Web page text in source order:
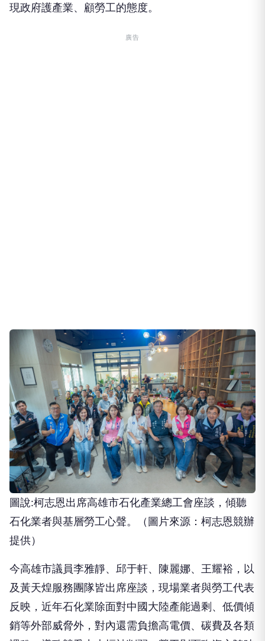
現政府護產業、顧勞工的態度。
廣告
圖說:柯志恩出席高雄市石化產業總工會座談，傾聽
石化業者與基層勞工心聲。（圖片來源：柯志恩競辦
提供）
今高雄市議員李雅靜、邱于軒、陳麗娜、王耀裕，以
及黃天煌服務團隊皆出席座談，現場業者與勞工代表
反映，近年石化業除面對中國大陸產能過剩、低價傾
銷等外部威脅外，對內還需負擔高電價、碳費及各類